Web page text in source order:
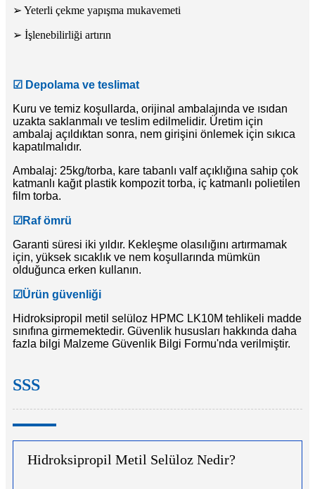
➢ Yeterli çekme yapışma mukavemeti
➢ İşlenebilirliği artırın
☑ Depolama ve teslimat
Kuru ve temiz koşullarda, orijinal ambalajında ​​ve ısıdan
uzakta saklanmalı ve teslim edilmelidir. Üretim için
ambalaj açıldıktan sonra, nem girişini önlemek için sıkıca
kapatılmalıdır.
Ambalaj: 25kg/torba, kare tabanlı valf açıklığına sahip çok
katmanlı kağıt plastik kompozit torba, iç katmanlı polietilen
film torba.
☑ Raf ömrü
Garanti süresi iki yıldır. Kekleşme olasılığını artırmamak
için, yüksek sıcaklık ve nem koşullarında mümkün
olduğunca erken kullanın.
☑Ürün güvenliği
Hidroksipropil metil selüloz HPMC LK10M tehlikeli madde
sınıfına girmemektedir. Güvenlik hususları hakkında daha
fazla bilgi Malzeme Güvenlik Bilgi Formu'nda verilmiştir.
SSS
Hidroksipropil Metil Selüloz Nedir?